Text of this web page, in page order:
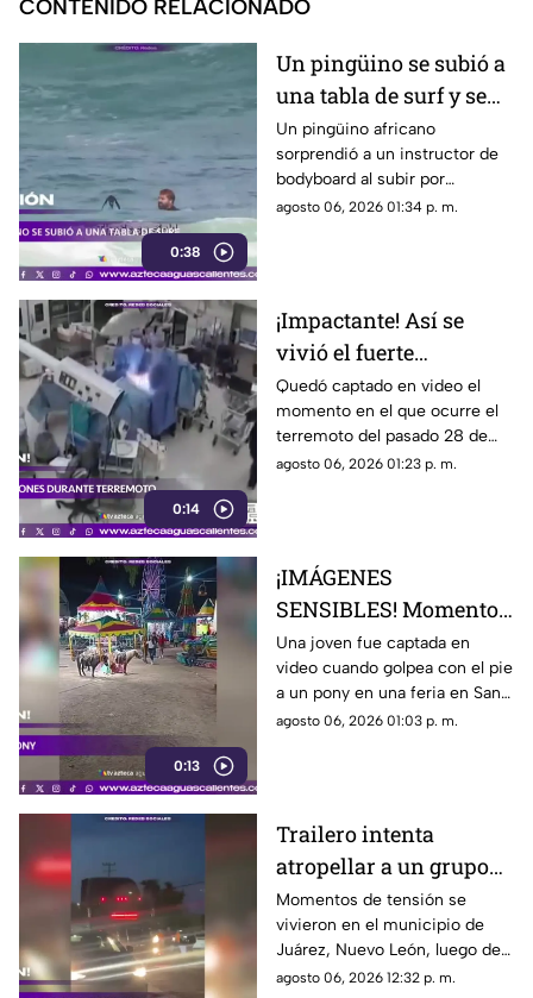
CONTENIDO RELACIONADO
0:38
Un pingüino se subió a
una tabla de surf y se
viraliza
Un pingüino africano
sorprendió a un instructor de
bodyboard al subir por
iniciativa propia a su tabla y
agosto 06, 2026 01:34 p. m.
0:14
¡Impactante! Así se
vivió el fuerte
terremoto en el
quirófano de un
hospital
Quedó captado en video el
momento en el que ocurre el
terremoto del pasado 28 de
julio en Japón al interior de un
agosto 06, 2026 01:23 p. m.
0:13
¡IMÁGENES
SENSIBLES! Momento
en el que mujer golpea
a un pony durante una
feria
Una joven fue captada en
video cuando golpea con el pie
a un pony en una feria en San
Luis Potosí; el hecho ha
agosto 06, 2026 01:03 p. m.
Trailero intenta
atropellar a un grupo
de personas y choca
varios vehículos
Momentos de tensión se
vivieron en el municipio de
Juárez, Nuevo León, luego de
que un trailero presuntamente
agosto 06, 2026 12:32 p. m.